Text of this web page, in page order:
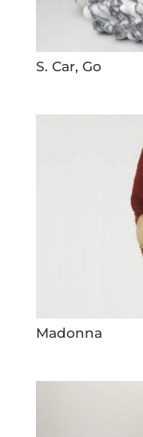
S. Car, Go
Madonna